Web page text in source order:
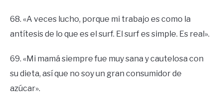
68. «A veces lucho, porque mi trabajo es como la
antítesis de lo que es el surf. El surf es simple. Es real».
69. «Mi mamá siempre fue muy sana y cautelosa con
su dieta, así que no soy un gran consumidor de
azúcar».